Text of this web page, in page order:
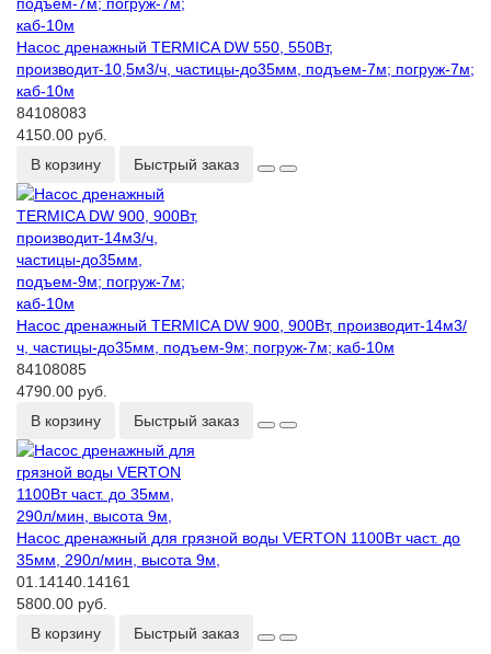
Насос дренажный TERMICA DW 550, 550Вт,
производит-10,5м3/ч, частицы-до35мм, подъем-7м; погруж-7м;
каб-10м
84108083
4150.00 руб.
В корзину
Быстрый заказ
Насос дренажный TERMICA DW 900, 900Вт, производит-14м3/
ч, частицы-до35мм, подъем-9м; погруж-7м; каб-10м
84108085
4790.00 руб.
В корзину
Быстрый заказ
Насос дренажный для грязной воды VERTON 1100Вт част. до
35мм, 290л/мин, высота 9м,
01.14140.14161
5800.00 руб.
В корзину
Быстрый заказ